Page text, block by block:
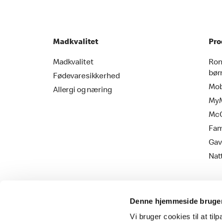
Denne hjemmeside
Vi bruger cookies til at
Madkvalitet
Madkvalitet
Fødevaresikkerhed
Allergi og næring